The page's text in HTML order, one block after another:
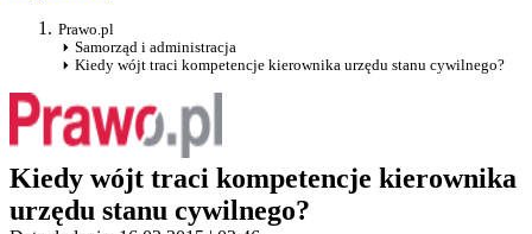
Prawo.pl
Samorząd i administracja
Kiedy wójt traci kompetencje kierownika urzędu stanu cywilnego?
Kiedy wójt traci kompetencje kierownika
urzędu stanu cywilnego?